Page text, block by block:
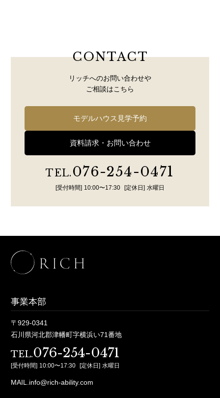
CONTACT
リッチへのお問い合わせや
ご相談はこちら
モデルハウス見学予約
資料請求・お問い合わせ
TEL.076-254-0471
[受付時間] 10:00〜17:30 [定休日] 水曜日
事業本部
〒929-0341
石川県河北郡津幡町字横浜い71番地
TEL.076-254-0471
[受付時間] 10:00〜17:30 [定休日] 水曜日
MAIL.info@rich-ability.com